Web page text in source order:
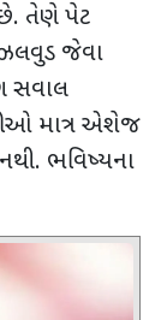
છે. તેણે પેટ
જેવા
સવાલ
માત્ર એશેજ
ભવિષ્યના